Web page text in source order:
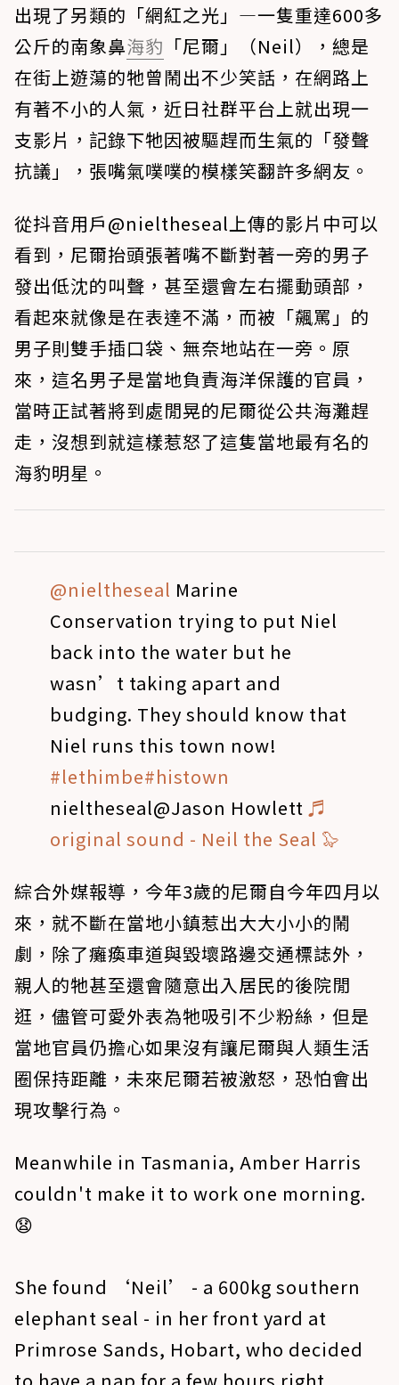
出現了另類的「網紅之光」—一隻重達600多
公斤的南象鼻海豹 「尼爾」（Neil），總是
在街上遊蕩的牠曾鬧出不少笑話，在網路上
有著不小的人氣，近日社群平台上就出現一
支影片，記錄下牠因被驅趕而生氣的「發聲
抗議」，張嘴氣噗噗的模樣笑翻許多網友。
從抖音用戶@nieltheseal上傳的影片中可以
看到，尼爾抬頭張著嘴不斷對著一旁的男子
發出低沈的叫聲，甚至還會左右擺動頭部，
看起來就像是在表達不滿，而被「飆罵」的
男子則雙手插口袋、無奈地站在一旁。原
來，這名男子是當地負責海洋保護的官員，
當時正試著將到處閒晃的尼爾從公共海灘趕
走，沒想到就這樣惹怒了這隻當地最有名的
海豹明星。
@nieltheseal Marine
Conservation trying to put Niel
back into the water but he
wasn’t taking apart and
budging. They should know that
Niel runs this town now!
#lethimbe#histown
nieltheseal@Jason Howlett ♬
original sound - Neil the Seal 🦭
綜合外媒報導，今年3歲的尼爾自今年四月以
來，就不斷在當地小鎮惹出大大小小的鬧
劇，除了癱瘓車道與毀壞路邊交通標誌外，
親人的牠甚至還會隨意出入居民的後院閒
逛，儘管可愛外表為牠吸引不少粉絲，但是
當地官員仍擔心如果沒有讓尼爾與人類生活
圈保持距離，未來尼爾若被激怒，恐怕會出
現攻擊行為。
Meanwhile in Tasmania, Amber Harris
couldn't make it to work one morning.
😧
She found ‘Neil’ - a 600kg southern
elephant seal - in her front yard at
Primrose Sands, Hobart, who decided